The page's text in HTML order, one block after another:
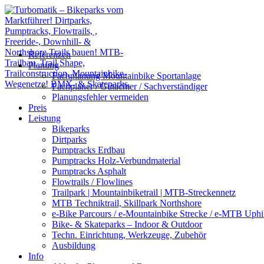
Referenzen
Planung
Fachplanung Mountainbike Sportanlage
Fachplaner / Gutachter / Sachverständiger
Planungsfehler vermeiden
Preis
Leistung
Bikeparks
Dirtparks
Pumptracks Erdbau
Pumptracks Holz-Verbundmaterial
Pumptracks Asphalt
Flowtrails / Flowlines
Trailpark | Mountainbiketrail | MTB-Streckennetz
MTB Techniktrail, Skillpark Northshore
e-Bike Parcours / e-Mountainbike Strecke / e-MTB
Bike- & Skateparks – Indoor & Outdoor
Techn. Einrichtung, Werkzeuge, Zubehör
Ausbildung
Info